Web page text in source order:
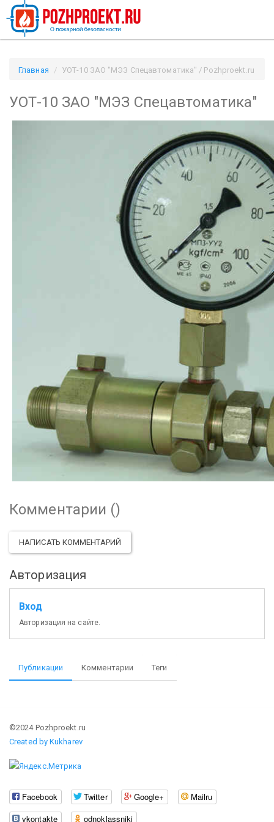
Главная УОТ-10 ЗАО "МЭЗ Спецавтоматика" / Pozhproekt.ru
УОТ-10 ЗАО "МЭЗ Спецавтоматика"
Комментарии ()
НАПИСАТЬ КОММЕНТАРИЙ
Авторизация
Вход
Авторизация на сайте.
Публикации Комментарии Теги
©2024 Pozhproekt.ru
Created by Kukharev
Facebook Twitter Google+
Mailru
vkontakte
odnoklassniki